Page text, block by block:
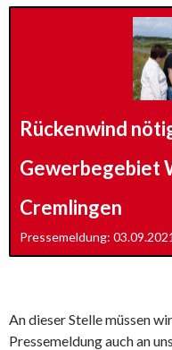
Rückenwind
Gewerbegebiet
Cremlingen
Pressemeldung: 03.09.2021
An dieser Stelle müssen
Pressemeldung auch an